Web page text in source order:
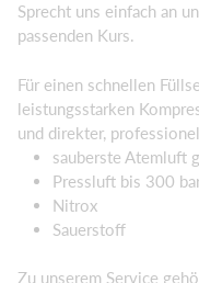
Sprecht uns einfach an
passenden Kurs.
Für einen schnellen
leistungsstarken
und direkter,
sauberste Atemluft
Pressluft bis 300
Nitrox
Sauerstoff
Zu unserem Service